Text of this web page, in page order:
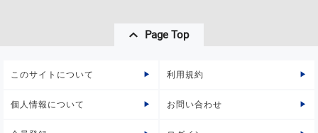
Page Top
このサイトについて 利用規約
個人情報について お問い合わせ